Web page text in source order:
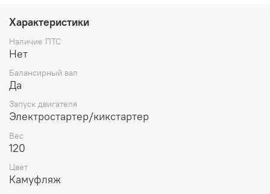
Характеристики
Наличие ПТС
Нет
Балансирный вал
Да
Запуск двигателя
Электростартер/кикстартер
Вес
120
Цвет
Камуфляж